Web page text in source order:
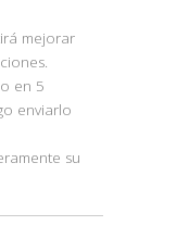
mejorar
en 5
enviarlo
su